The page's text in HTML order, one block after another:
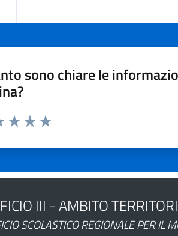
sono chiare le
III - AMBITO
SCOLASTICO REGIONALE PER IL